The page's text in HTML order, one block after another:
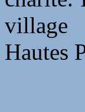
village
Hautes